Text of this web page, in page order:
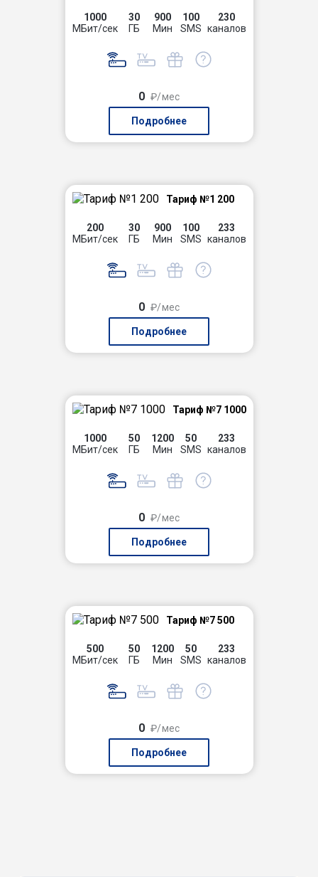
1000
МБит/сек
30
ГБ
900
Мин
100
SMS
230
каналов
0 ₽/мес
Подробнее
Тариф №1 200
200
МБит/сек
30
ГБ
900
Мин
100
SMS
233
каналов
0 ₽/мес
Подробнее
Тариф №7 1000
1000
МБит/сек
50
ГБ
1200
Мин
50
SMS
233
каналов
0 ₽/мес
Подробнее
Тариф №7 500
500
МБит/сек
50
ГБ
1200
Мин
50
SMS
233
каналов
0 ₽/мес
Подробнее